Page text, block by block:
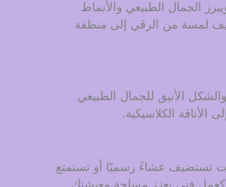
الجمال الطبيعي والأنماط
لمسة من الرقي إلى منطقة
الأنيق للجمال الطبيعي
الكلاسيكية.
تستضيف عشاءً رسميًا أو تستمتع